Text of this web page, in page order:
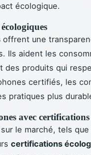
écologique.
offrent une
Ils aident les
des produits qui
certifiés, les
pratiques plus
avec certifications
le marché, tels
certifications